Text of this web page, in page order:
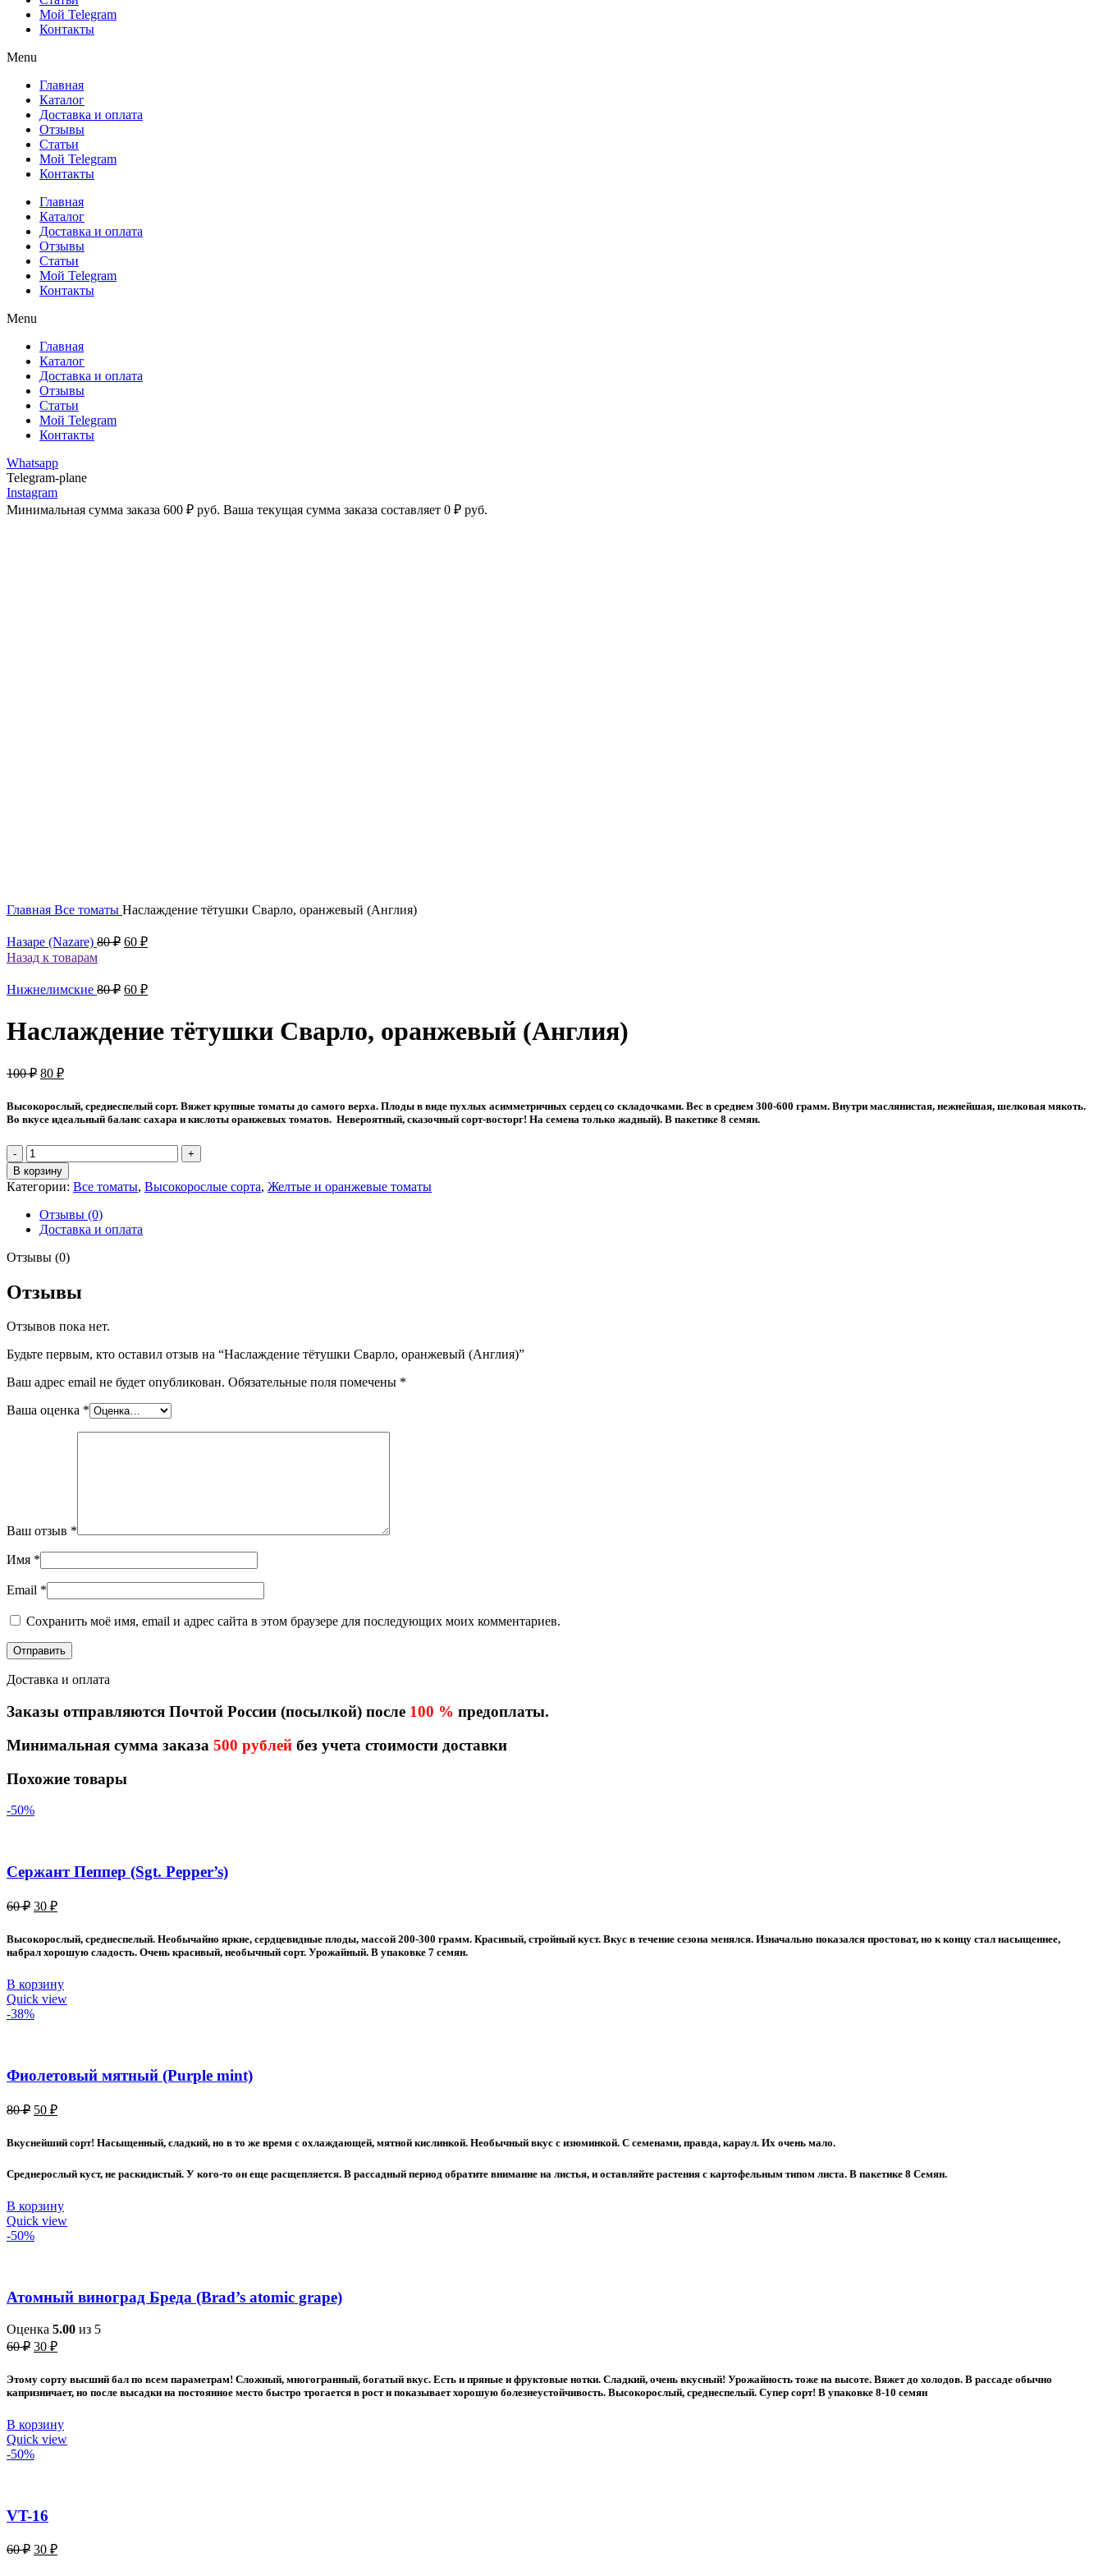
Мой Telegram
Контакты
Menu
Главная
Каталог
Доставка и оплата
Отзывы
Статьи
Мой Telegram
Контакты
Главная
Каталог
Доставка и оплата
Отзывы
Статьи
Мой Telegram
Контакты
Menu
Главная
Каталог
Доставка и оплата
Отзывы
Статьи
Мой Telegram
Контакты
Whatsapp
Telegram-plane
Instagram
Минимальная сумма заказа 600 ₽ руб. Ваша текущая сумма заказа составляет 0 ₽ руб.
Главная Все томаты Наслаждение тётушки Сварло, оранжевый (Англия)
Назаре (Nazare) 80₽ Первоначальная
80 ₽.
60 ₽Текущая
Назад к товарам
Нижнелимские 80₽ Первоначальная
80 ₽.
60 ₽Текущая
Наслаждение тётушки Сварло, оранжевый (Англия)
100₽ Первоначальная
составляла
100 ₽.
80 ₽Текущая
80 ₽.
Высокорослый, среднеспелый сорт. Вяжет крупные томаты до самого верха. Плоды в виде пухлых асимметричных сердец со складочками. Вес в среднем 300-600 грамм. Внутри маслянистая, нежнейшая, шелковая мякоть.
Во вкусе идеальный баланс сахара и кислоты оранжевых томатов. Невероятный, сказочный сорт-восторг! На семена только жадный). В пакетике 8 семян.
Количество
товара
Наслаждение
тётушки
Сварло,
оранжевый
(Англия)
В корзину
Категории: Все томаты, Высокорослые сорта, Желтые и оранжевые томаты
Отзывы (0)
Доставка и оплата
Отзывы (0)
Отзывы
Отзывов пока нет.
Будьте первым, кто оставил отзыв на “Наслаждение тётушки Сварло, оранжевый (Англия)”
Ваш адрес email не будет опубликован. Обязательные поля помечены *
Ваша оценка *
Ваш отзыв *
Имя *
Email *
Сохранить моё имя, email и адрес сайта в этом браузере для последующих моих комментариев.
Доставка и оплата
Заказы отправляются Почтой России (посылкой) после 100 % предоплаты.
Минимальная сумма заказа 500 рублей без учета стоимости доставки
Похожие товары
-50%
Сержант Пеппер (Sgt. Pepper’s)
60₽ Первоначальная
составляла
60 ₽.
30 ₽Текущая
30 ₽.
Высокорослый, среднеспелый. Необычайно яркие, сердцевидные плоды, массой 200-300 грамм. Красивый, стройный куст. Вкус в течение сезона менялся. Изначально показался простоват, но к концу стал насыщеннее,
набрал хорошую сладость. Очень красивый, необычный сорт. Урожайный. В упаковке 7 семян.
В корзину
Quick view
-38%
Фиолетовый мятный (Purple mint)
80₽ Первоначальная
составляла
50 ₽Текущая
50 ₽.
Вкуснейший сорт! Насыщенный, сладкий, но в то же время с охлаждающей, мятной кислинкой. Необычный вкус с изюминкой. С семенами, правда, караул. Их очень мало.
Среднерослый куст, не раскидистый. У кого-то он еще расщепляется. В рассадный период обратите внимание на листья, и оставляйте растения с картофельным типом листа. В пакетике 8 Семян.
В корзину
Quick view
-50%
Атомный виноград Бреда (Brad’s atomic grape)
Оценка 5.00 из 5
60₽ Первоначальная
60 ₽.
30 ₽Текущая
30 ₽.
Этому сорту высший бал по всем параметрам! Сложный, многогранный, богатый вкус. Есть и пряные и фруктовые нотки. Сладкий, очень вкусный! Урожайность тоже на высоте. Вяжет до холодов. В рассаде обычно
капризничает, но после высадки на постоянное место быстро трогается в рост и показывает хорошую болезнеустойчивость. Высокорослый, среднеспелый. Супер сорт! В упаковке 8-10 семян
В корзину
Quick view
-50%
VT-16
60₽ Первоначальная
30 ₽Текущая